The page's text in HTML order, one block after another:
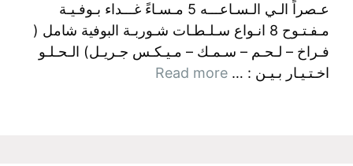
عـصراً الـي الـسـاعـــه 5 مـسـاءً غـــداء بـوفـيـة
مـفـتـوح 8 انـواع سـلـطـات شـوربـة البوفية شامل (
فـراخ – لـحـم – سـمـك – مـيـكـس جـريـل) الـحـلـو
اخـتـيـار بـيـن : … Read more